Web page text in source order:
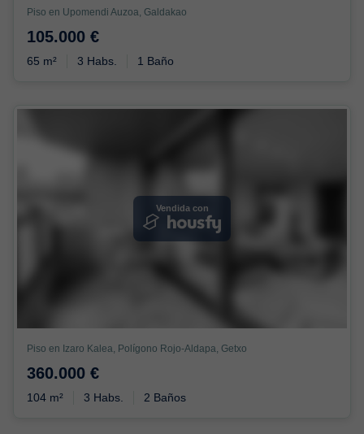
Piso en Upomendi Auzoa, Galdakao
105.000 €
65 m² 3 Habs. 1 Baño
Vendida con
Piso en Izaro Kalea, Polígono Rojo-Aldapa, Getxo
360.000 €
104 m² 3 Habs. 2 Baños